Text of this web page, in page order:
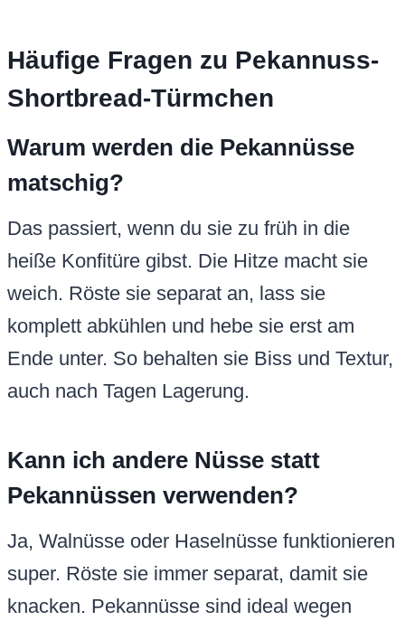
Häufige Fragen zu Pekannuss-
Shortbread-Türmchen
Warum werden die Pekannüsse
matschig?
Das passiert, wenn du sie zu früh in die
heiße Konfitüre gibst. Die Hitze macht sie
weich. Röste sie separat an, lass sie
komplett abkühlen und hebe sie erst am
Ende unter. So behalten sie Biss und Textur,
auch nach Tagen Lagerung.
Kann ich andere Nüsse statt
Pekannüssen verwenden?
Ja, Walnüsse oder Haselnüsse funktionieren
super. Röste sie immer separat, damit sie
knacken. Pekannüsse sind ideal wegen